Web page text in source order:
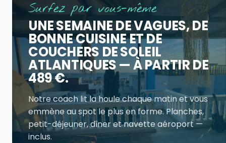
Surfez par vous-même
UNE SEMAINE DE VAGUES, DE
BONNE CUISINE ET DE
COUCHERS DE SOLEIL
ATLANTIQUES — À PARTIR DE
489 €.
Notre coach lit la houle chaque matin et vous
emmène au spot le plus en forme. Planches,
petit-déjeuner, dîner et navette aéroport —
inclus.